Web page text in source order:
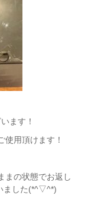
ます！
使用頂けます！
まの状態でお返し
ました(*^▽^*)